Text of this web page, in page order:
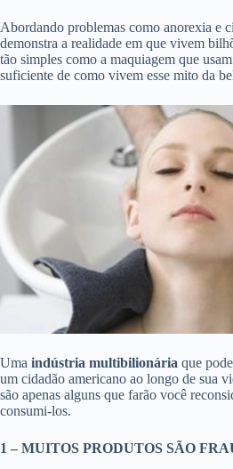
Abordando problemas como anorexia e
demonstra a realidade em que vivem
tão simples como a maquiagem que
suficiente de como vivem esse mito da
Uma indústria multibilionária que
um cidadão americano ao longo de sua
são apenas alguns que farão você
consumi-los.
1 – MUITOS PRODUTOS SÃO